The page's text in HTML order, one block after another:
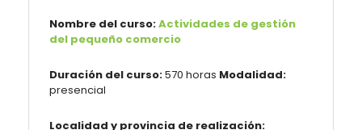
Nombre del curso:Actividades de gestión
del pequeño comercio
Duración del curso:570 horas Modalidad:
presencial
Localidad y provincia de realización: